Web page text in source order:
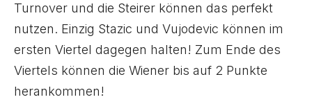
Turnover und die Steirer können das perfekt
nutzen. Einzig Stazic und Vujodevic können im
ersten Viertel dagegen halten! Zum Ende des
Viertels können die Wiener bis auf 2 Punkte
herankommen!